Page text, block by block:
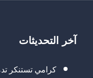
آخر التحديثات
كرامي تستنكر